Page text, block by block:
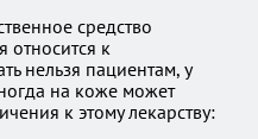
средство
относится к
нельзя пациентам, у
на коже может
к этому лекарству: